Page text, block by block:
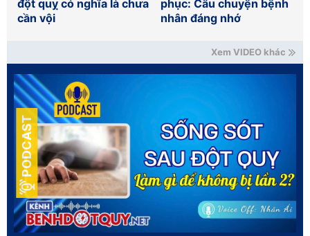
đột quỵ có nghĩa là chưa
cần vội
phục: Câu chuyện bệnh
nhân đáng nhớ
Xem VIDEO khác
PODCAST